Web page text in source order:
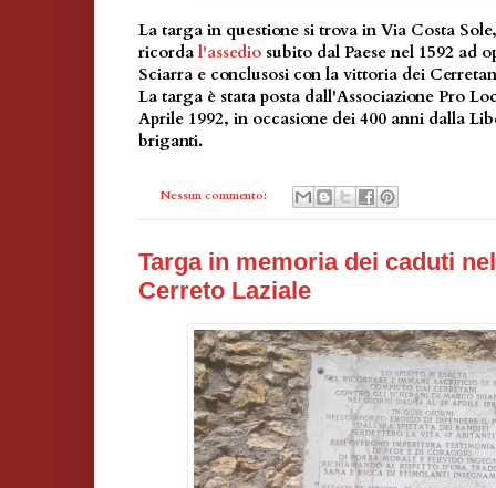
La targa in questione si trova in Via Costa
ricorda l'assedio subito dal Paese nel 1592 ad
Sciarra e conclusosi con la vittoria dei
La targa è stata posta dall'Associazione Pro
Aprile 1992, in occasione dei 400 anni dalla
briganti.
Nessun commento:
Targa in memoria dei caduti
Cerreto Laziale